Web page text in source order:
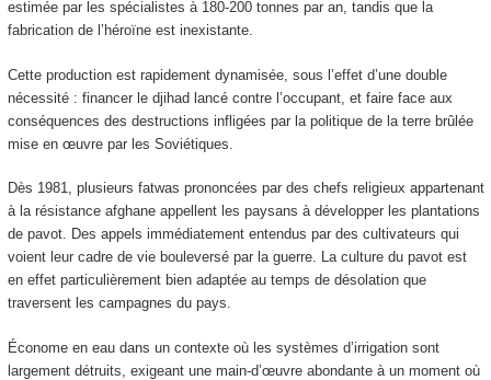
estimée par les spécialistes à 180-200 tonnes par an, tandis que la
fabrication de l’héroïne est inexistante.
Cette production est rapidement dynamisée, sous l’effet d’une double
nécessité : financer le djihad lancé contre l’occupant, et faire face aux
conséquences des destructions infligées par la politique de la terre brûlée
mise en œuvre par les Soviétiques.
Dès 1981, plusieurs fatwas prononcées par des chefs religieux appartenant
à la résistance afghane appellent les paysans à développer les plantations
de pavot. Des appels immédiatement entendus par des cultivateurs qui
voient leur cadre de vie bouleversé par la guerre. La culture du pavot est
en effet particulièrement bien adaptée au temps de désolation que
traversent les campagnes du pays.
Économe en eau dans un contexte où les systèmes d’irrigation sont
largement détruits, exigeant une main-d’œuvre abondante à un moment où